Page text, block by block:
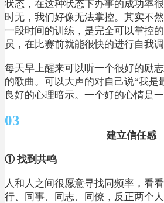
状态，在这种状态下办事的成功率
时无，我们好像无法掌控。其实不
一段时间的训练，是完全可以掌控
员，在比赛前就能很快的进行自我调
每天早上醒来可以听一个很好的励
的歌曲。可以大声的对自己说“我是
良好的心理暗示。一个好的心情是
03
建立信任感
① 找到共鸣
人和人之间很愿意寻找同频率，看
行、同事、同志、同僚，反正两个